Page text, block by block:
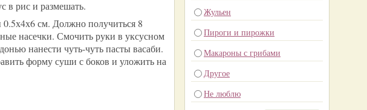
в рис и размешать.
0.5х4х6 см. Должно получиться 8
насечки. Смочить руки в уксусном
нанести чуть-чуть пасты васаби.
форму суши с боков и уложить на
Жульен
Пироги и пирожки
Макароны с грибами
Другое
Не люблю